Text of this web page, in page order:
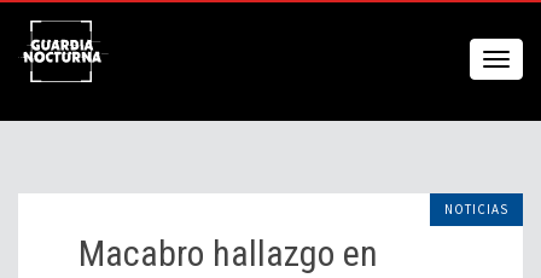
NOTICIAS
Macabro hallazgo en